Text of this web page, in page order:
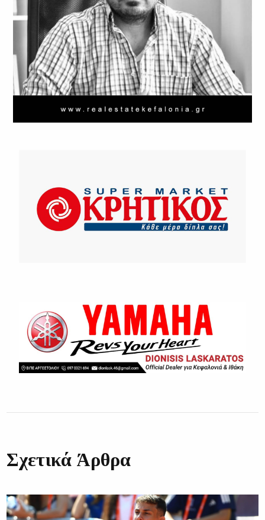
Σχετικά Άρθρα